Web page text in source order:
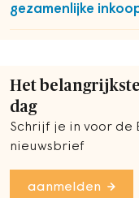
gezamenlijke
Het
dag
Schrijf je in voor de
nieuwsbrief
aanmelden